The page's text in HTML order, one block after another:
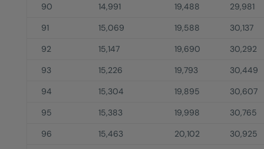
90
14,991 19,488
29,981
91
15,069 19,588
30,137
92
15,147 19,690
30,292
93
15,226 19,793
30,449
94
15,304 19,895
30,607
95
15,383 19,998
30,765
96
15,463 20,102
30,925